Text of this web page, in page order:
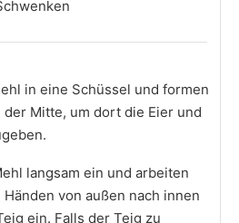
in eine Schüssel und formen
der Mitte, um dort die Eier und
langsam ein und arbeiten
von außen nach innen
ein. Falls der Teig zu